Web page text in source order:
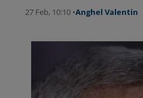
27 Feb, 10:10 •Anghel Valentin